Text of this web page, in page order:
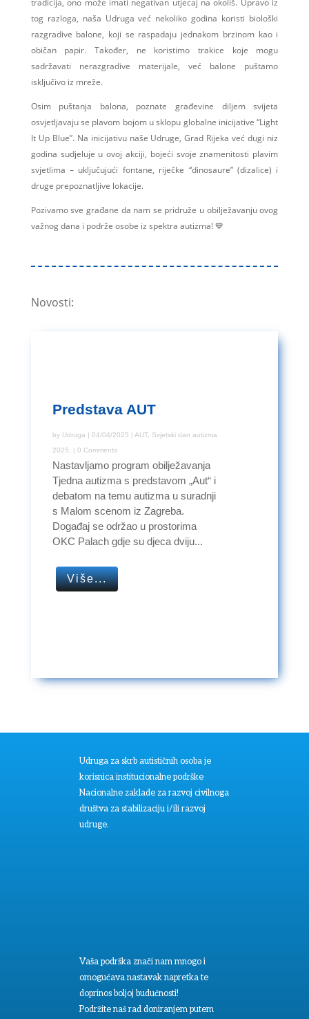
tog razloga, naša Udruga već nekoliko godina koristi biološki
razgradive balone, koji se raspadaju jednakom brzinom kao i
običan papir. Također, ne koristimo trakice koje mogu
sadržavati nerazgradive materijale, već balone puštamo
isključivo iz mreže.
Osim puštanja balona, poznate građevine diljem svijeta
osvjetljavaju se plavom bojom u sklopu globalne inicijative “Light
It Up Blue”. Na inicijativu naše Udruge, Grad Rijeka već dugi niz
godina sudjeluje u ovoj akciji, bojeći svoje znamenitosti plavim
svjetlima – uključujući fontane, riječke “dinosaure” (dizalice) i
druge prepoznatljive lokacije.
Pozivamo sve građane da nam se pridruže u obilježavanju ovog
važnog dana i podrže osobe iz spektra autizma! 💙
Novosti:
Predstava AUT
by Udruga |04/04/2025 | AUT, Svjetski dan autizma
2025.
| 0 Comments
Nastavljamo program obilježavanja
Tjedna autizma s predstavom „Aut“ i
debatom na temu autizma u suradnji
s Malom scenom iz Zagreba.
Događaj se održao u prostorima
OKC Palach gdje su djeca dviju...
Više...
Udruga za skrb autističnih osoba je
korisnica institucionalne podrške
Nacionalne zaklade za razvoj civilnoga
društva za stabilizaciju i/ili razvoj
udruge.
Vaša podrška znači nam mnogo i
omogućava nastavak napretka te
doprinos boljoj budućnosti!
Podržite naš rad doniranjem putem